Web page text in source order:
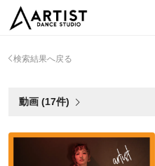
検索結果へ戻る
動画 (17件)